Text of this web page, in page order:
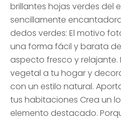
brillantes hojas verdes del
sencillamente
dedos verdes: El motivo
una forma fácil y barata
aspecto fresco y relajante.
vegetal a tu hogar y
con un estilo natural.
tus habitaciones Crea un
elemento destacado.